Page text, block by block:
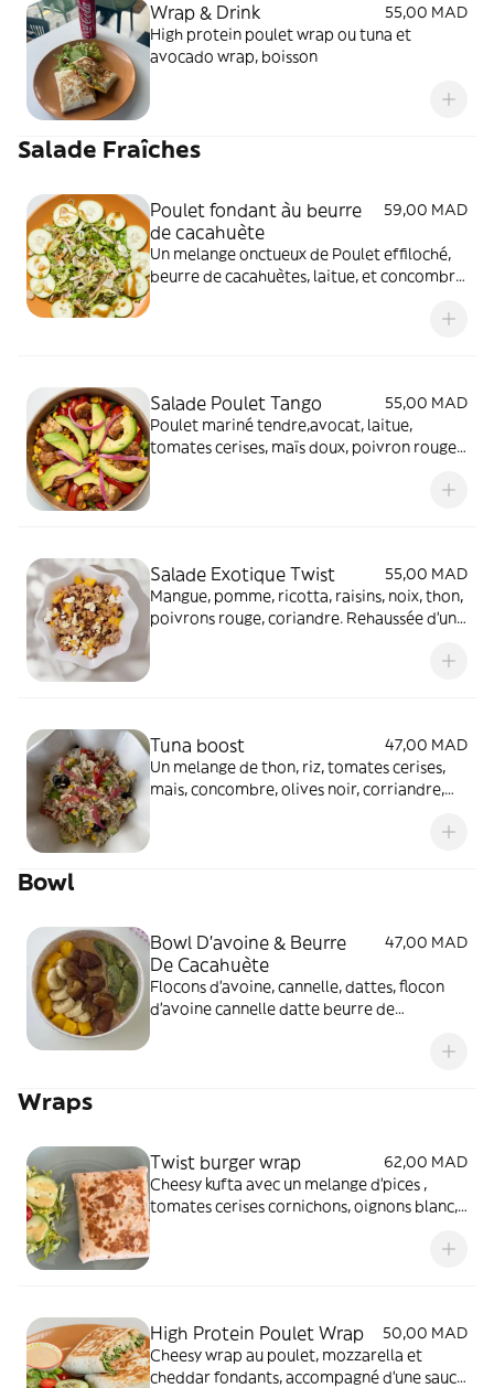
Wrap & Drink
55,00 MAD
High protein poulet wrap ou tuna et
avocado wrap, boisson
Salade Fraîches
Poulet fondant àu beurre
de cacahuète
59,00 MAD
Un melange onctueux de Poulet effiloché,
beurre de cacahuètes, laitue, et concombre
Salade Poulet Tango
55,00 MAD
Poulet mariné tendre,avocat, laitue,
tomates cerises, maïs doux, poivron rouge,
Salade Exotique Twist
55,00 MAD
Mangue, pomme, ricotta, raisins, noix, thon,
poivrons rouge, coriandre. Rehaussée d'une
Tuna boost
47,00 MAD
Un melange de thon, riz, tomates cerises,
mais, concombre, olives noir, corriandre,
Bowl
Bowl D'avoine & Beurre
De Cacahuète
47,00 MAD
Flocons d'avoine, cannelle, dattes, flocon
d'avoine cannelle datte beurre de
Wraps
Twist burger wrap
62,00 MAD
Cheesy kufta avec un melange d’pices ,
tomates cerises cornichons, oignons blanc,
High Protein Poulet Wrap
50,00 MAD
Cheesy wrap au poulet, mozzarella et
cheddar fondants, accompagné d'une sauce